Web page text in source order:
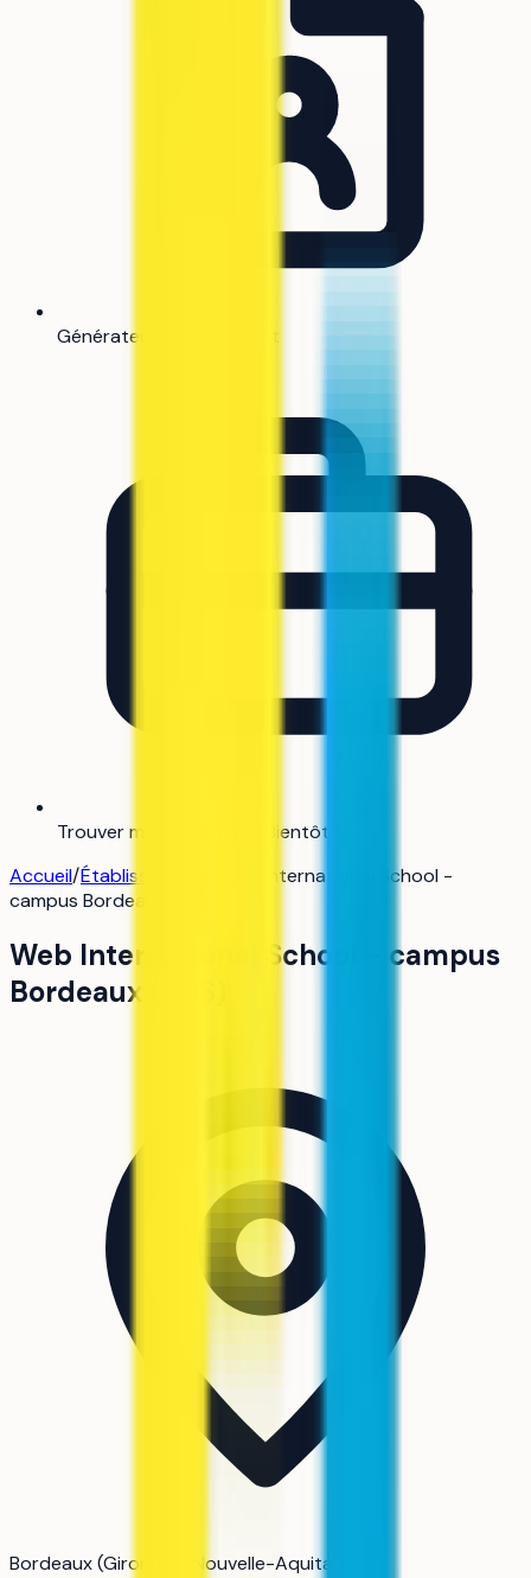
Générateur de CV
Trouver mon alternance
Bientôt
Accueil/Établissements
Web International School -
campus Bordeaux (WIS)
Web International School - campus
Bordeaux (WIS)
Bordeaux (Gironde) · Nouvelle-Aquitaine